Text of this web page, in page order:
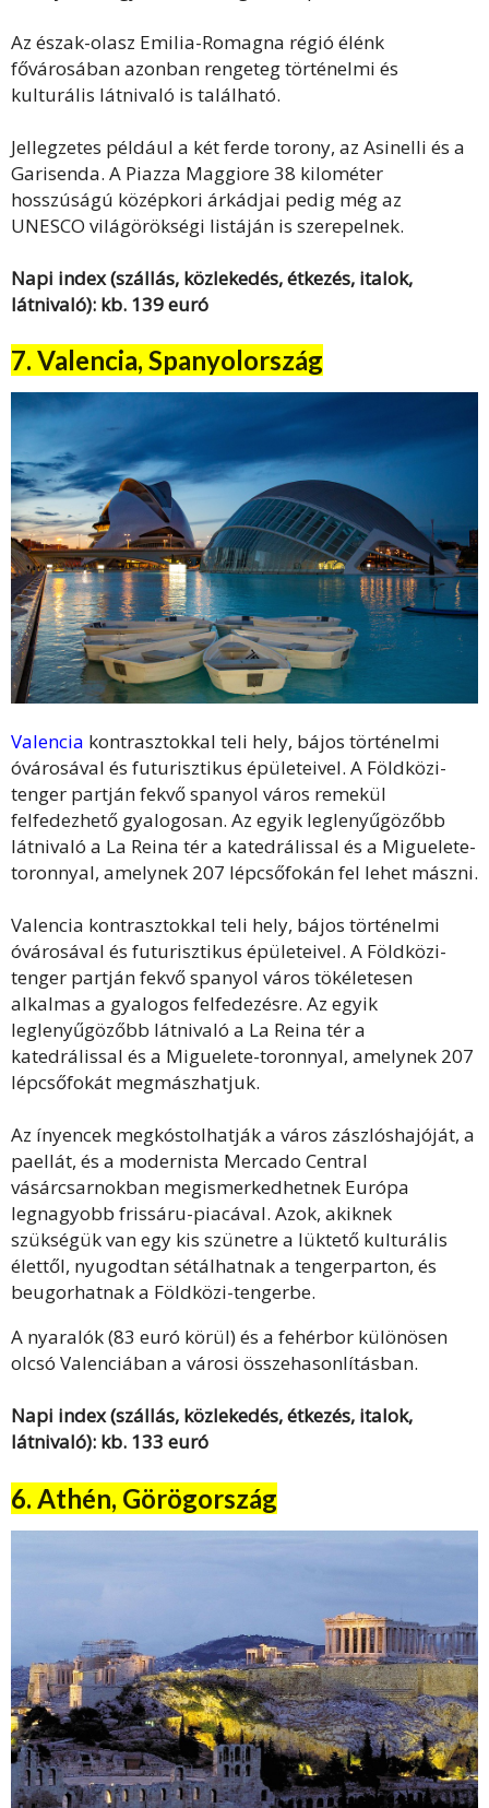
Az észak-olasz Emilia-Romagna régió élénk
fővárosában azonban rengeteg történelmi és
kulturális látnivaló is található.
Jellegzetes például a két ferde torony, az Asinelli és a
Garisenda. A Piazza Maggiore 38 kilométer
hosszúságú középkori árkádjai pedig még az
UNESCO világörökségi listáján is szerepelnek.
Napi index (szállás, közlekedés, étkezés, italok,
látnivaló): kb. 139 euró
7. Valencia, Spanyolország
Valencia kontrasztokkal teli hely, bájos történelmi
óvárosával és futurisztikus épületeivel. A Földközi-
tenger partján fekvő spanyol város remekül
felfedezhető gyalogosan. Az egyik leglenyűgözőbb
látnivaló a La Reina tér a katedrálissal és a Miguelete-
toronnyal, amelynek 207 lépcsőfokán fel lehet mászni.
Valencia kontrasztokkal teli hely, bájos történelmi
óvárosával és futurisztikus épületeivel. A Földközi-
tenger partján fekvő spanyol város tökéletesen
alkalmas a gyalogos felfedezésre. Az egyik
leglenyűgözőbb látnivaló a La Reina tér a
katedrálissal és a Miguelete-toronnyal, amelynek 207
lépcsőfokát megmászhatjuk.
Az ínyencek megkóstolhatják a város zászlóshajóját, a
paellát, és a modernista Mercado Central
vásárcsarnokban megismerkedhetnek Európa
legnagyobb frissáru-piacával. Azok, akiknek
szükségük van egy kis szünetre a lüktető kulturális
élettől, nyugodtan sétálhatnak a tengerparton, és
beugorhatnak a Földközi-tengerbe.
A nyaralók (83 euró körül) és a fehérbor különösen
olcsó Valenciában a városi összehasonlításban.
Napi index (szállás, közlekedés, étkezés, italok,
látnivaló): kb. 133 euró
6. Athén, Görögország